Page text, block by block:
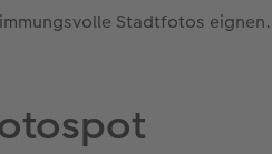
Stadtfotos eignen.